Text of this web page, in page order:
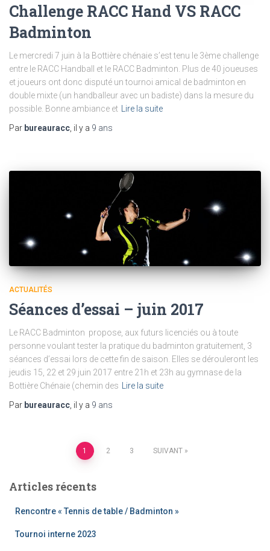
Challenge RACC Hand VS RACC
Badminton
Le mercredi 7 juin à la Bottière chénaie s’est tenu le 3ème challenge
entre le RACC Handball et le RACC Badminton. Plus de 40 joueuses
et joueurs ont donc disputé un tournoi amical de badminton en
double mixte (un handballeur avec un badiste) dans la mesure du
possible. Bonne ambiance et
Lire la suite
Par bureauracc , il y a 9 ans
ACTUALITÉS
Séances d’essai – juin 2017
Le RACC Badminton propose, aux futurs licenciés ou à toute
personne voulant tester la pratique du badminton gratuitement, 3
séances d’essai lors de cette fin de saison. Elles se dérouleront les
jeudis 15, 22 et 29 juin 2017 entre 21h et 23h au gymnase de la
Bottière Chénaie (chemin des
Lire la suite
Par bureauracc , il y a 9 ans
Pagination
des
publications
1 2 3 SUIVANT
Articles récents
Rencontre « Tennis de table / Badminton »
Tournoi interne 2023